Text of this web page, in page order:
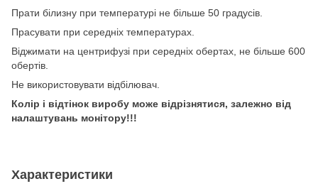
Прати білизну при температурі не більше 50 градусів.
Прасувати при середніх температурах.
Віджимати на центрифузі при середніх обертах, не більше 600
обертів.
Не використовувати відбілювач.
Колір і відтінок виробу може відрізнятися, залежно від
налаштувань монітору!!!
Характеристики